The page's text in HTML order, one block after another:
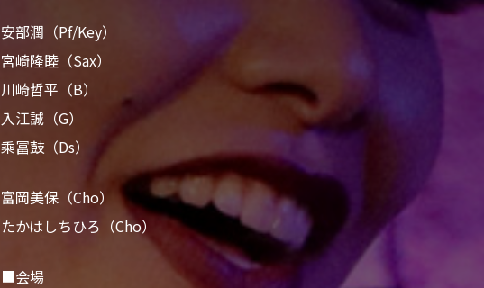
安部潤（Pf/Key）
宮崎隆睦（Sax）
川崎哲平（B）
入江誠（G）
乘冨鼓（Ds）
富岡美保（Cho）
たかはしちひろ（Cho）
■会場